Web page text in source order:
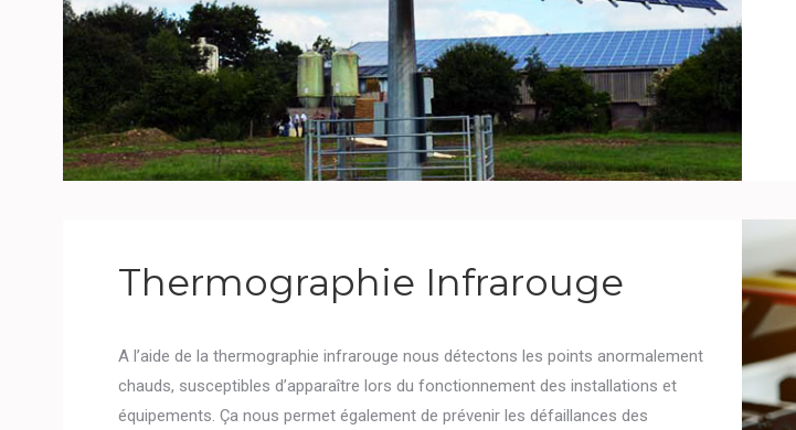
Thermographie Infrarouge
A l’aide de la thermographie infrarouge nous détectons les points anormalement
chauds, susceptibles d’apparaître lors du fonctionnement des installations et
équipements. Ça nous permet également de prévenir les défaillances des